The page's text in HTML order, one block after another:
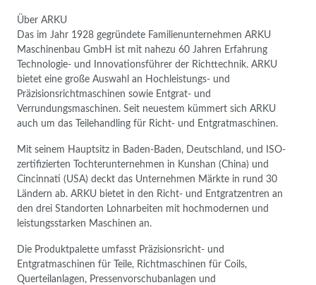
Über ARKU
Das im Jahr 1928 gegründete Familienunternehmen ARKU
Maschinenbau GmbH ist mit nahezu 60 Jahren Erfahrung
Technologie- und Innovationsführer der Richttechnik. ARKU
bietet eine große Auswahl an Hochleistungs- und
Präzisionsrichtmaschinen sowie Entgrat- und
Verrundungsmaschinen. Seit neuestem kümmert sich ARKU
auch um das Teilehandling für Richt- und Entgratmaschinen.
Mit seinem Hauptsitz in Baden-Baden, Deutschland, und ISO-
zertifizierten Tochterunternehmen in Kunshan (China) und
Cincinnati (USA) deckt das Unternehmen Märkte in rund 30
Ländern ab. ARKU bietet in den Richt- und Entgratzentren an
den drei Standorten Lohnarbeiten mit hochmodernen und
leistungsstarken Maschinen an.
Die Produktpalette umfasst Präzisionsricht- und
Entgratmaschinen für Teile, Richtmaschinen für Coils,
Querteilanlagen, Pressenvorschubanlagen und